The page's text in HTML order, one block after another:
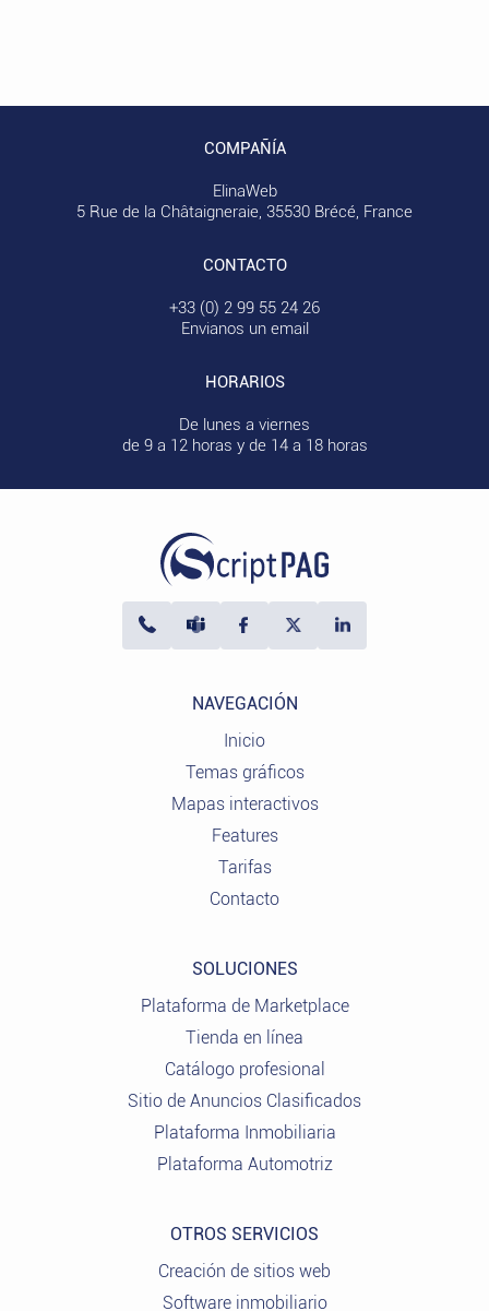
COMPAÑÍA
ElinaWeb
5 Rue de la Châtaigneraie, 35530 Brécé, France
CONTACTO
+33 (0) 2 99 55 24 26
Envianos un email
HORARIOS
De lunes a viernes
de 9 a 12 horas y de 14 a 18 horas
NAVEGACIÓN
Inicio
Temas gráficos
Mapas interactivos
Features
Tarifas
Contacto
SOLUCIONES
Plataforma de Marketplace
Tienda en línea
Catálogo profesional
Sitio de Anuncios Clasificados
Plataforma Inmobiliaria
Plataforma Automotriz
OTROS SERVICIOS
Creación de sitios web
Software inmobiliario